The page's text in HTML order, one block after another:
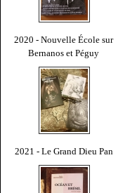
2020 - Nouvelle École sur
Bernanos et Péguy
2021 - Le Grand Dieu Pan